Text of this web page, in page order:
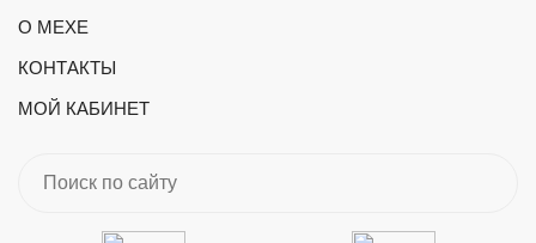
О МЕХЕ
КОНТАКТЫ
МОЙ КАБИНЕТ